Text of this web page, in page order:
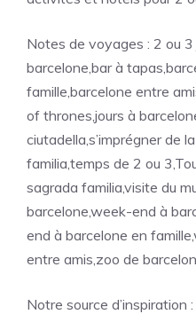
Notes de voyages : 2 ou 3
barcelone,bar à
famille,barcelone entre
of thrones,jours à
ciutadella,s’imprégner de
familia,temps de 2 ou
sagrada familia,visite du
barcelone,week-end à
end à barcelone en
entre amis,zoo de
Notre source d’inspiration :